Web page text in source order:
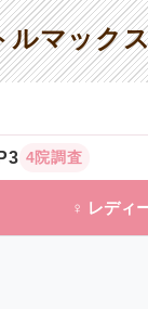
ルマック
4院調査
♀ レディ